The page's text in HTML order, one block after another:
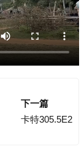
下一篇
卡特305.5E2